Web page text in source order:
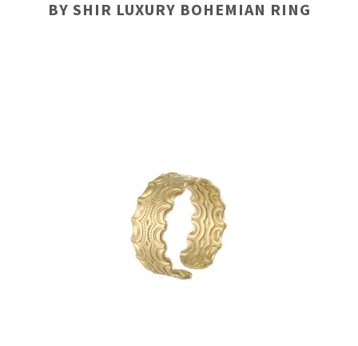
BY SHIR LUXURY BOHEMIAN RING